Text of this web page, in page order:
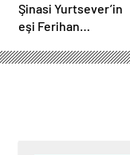
Şinasi Yurtsever’in
eşi Ferihan
sonra paylaşım